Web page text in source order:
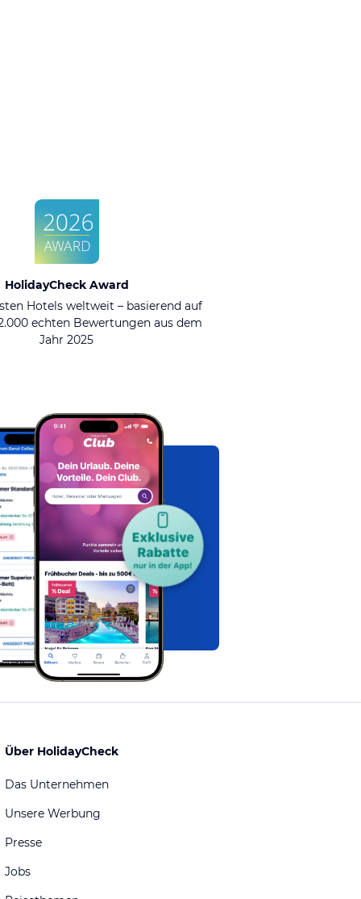
HolidayCheck Award
Hotels weltweit – basierend auf
echten Bewertungen aus dem
Jahr 2025
Über HolidayCheck
Das Unternehmen
Unsere Werbung
Presse
Jobs